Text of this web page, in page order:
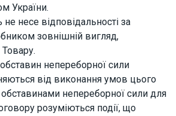
України.
несе відповідальності за
зовнішній вигляд,
непереборної сили
від виконання умов цього
непереборної сили для
розуміються події, що